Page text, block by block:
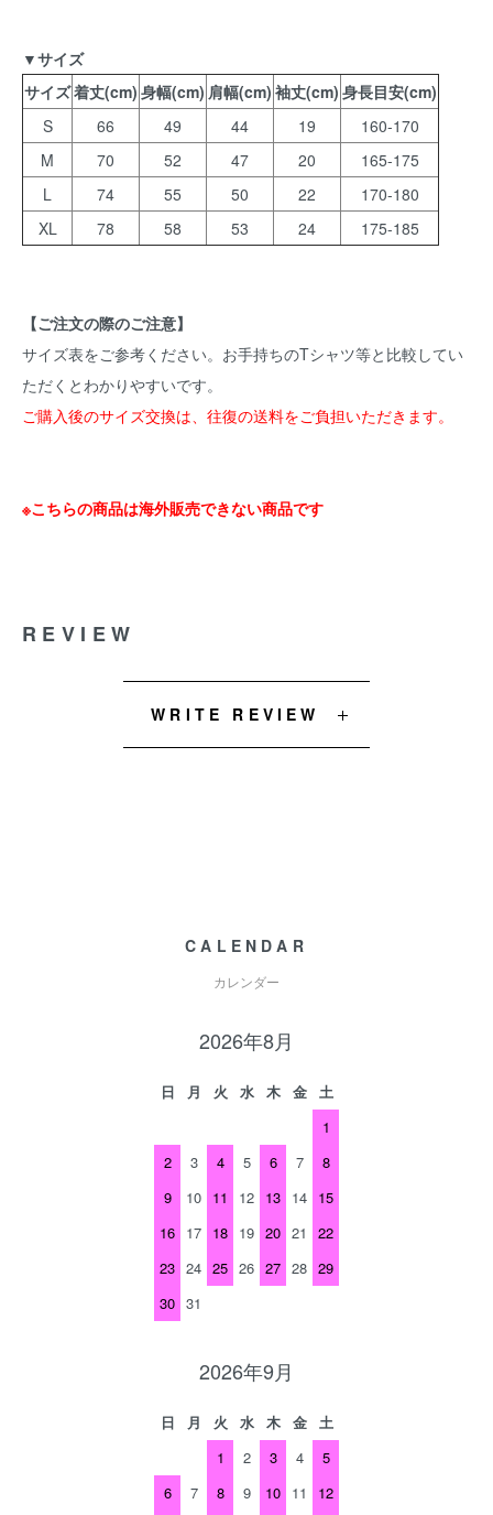
▼サイズ
サイズ着丈(cm) 身幅(cm) 肩幅(cm) 袖丈(cm) 身長目安(cm)
S
66 49 44 19
160-170
M
70 52 47 20
165-175
L
74 55 50 22
170-180
XL
78 58 53 24 175-185
【ご注文の際のご注意】
サイズ表をご参考ください。お手持ちのTシャツ等と比較してい
ただくとわかりやすいです。
ご購入後のサイズ交換は、往復の送料をご負担いただきます。
※こちらの商品は海外販売できない商品です
REVIEW
WRITE REVIEW
CALENDAR
カレンダー
2026年8月
日 月 火 水 木 金
土
1
2
3 4 5 6 7
8
9
10 11 12 13 14 15
16 17 18 19 20 21
22
23 24 25 26 27 28 29
30 31
2026年9月
日 月 火 水 木 金
土
1
2 3 4
5
6
7 8 9 10 11
12